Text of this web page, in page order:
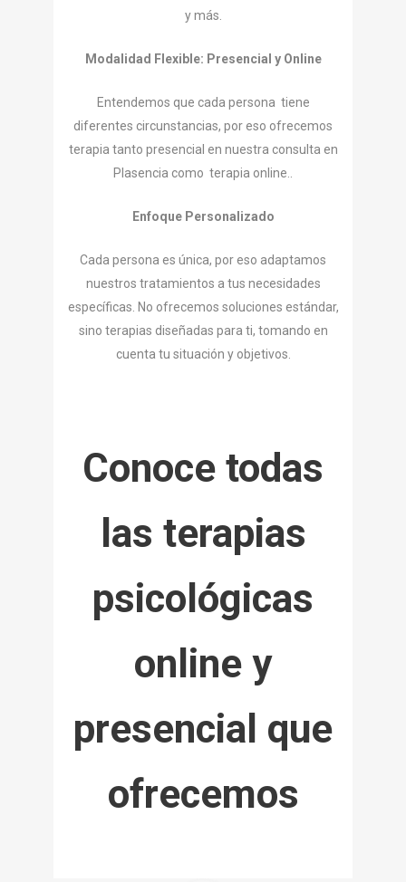
y más.
Modalidad Flexible: Presencial y Online
Entendemos que cada persona tiene
diferentes circunstancias, por eso ofrecemos
terapia tanto presencial en nuestra consulta en
Plasencia como terapia online..
Enfoque Personalizado
Cada persona es única, por eso adaptamos
nuestros tratamientos a tus necesidades
específicas. No ofrecemos soluciones estándar,
sino terapias diseñadas para ti, tomando en
cuenta tu situación y objetivos.
Conoce todas
las terapias
psicológicas
online y
presencial que
ofrecemos